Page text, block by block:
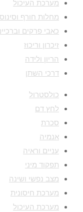
מערכת העיכול
מחלות חורף
כאבי פרקים
זיכרון וריכוז
הריון ולידה
דרכי השתן
כולסטרול
לחץ דם
סכרת
אנמיה
עניים וראיה
תפקוד מיני
מצב נפשי ושינה
מערכת חיסונית
מערכת העיכול